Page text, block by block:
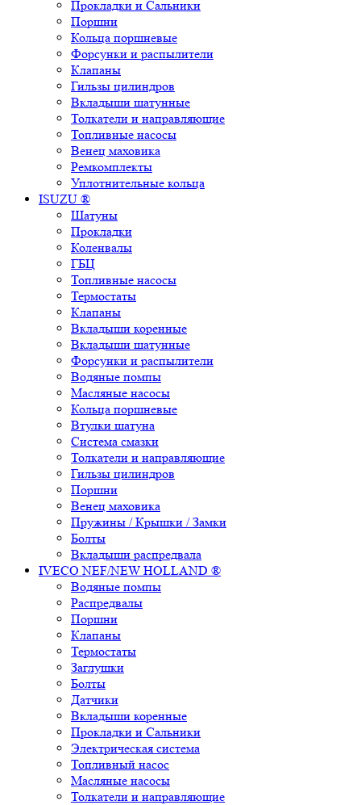
Прокладки и Сальники
Поршни
Кольца поршневые
Форсунки и распылители
Клапаны
Гильзы цилиндров
Вкладыши шатунные
Толкатели и направляющие
Топливные насосы
Венец маховика
Ремкомплекты
Уплотнительные кольца
ISUZU ®
Шатуны
Прокладки
Коленвалы
ГБЦ
Топливные насосы
Термостаты
Клапаны
Вкладыши коренные
Вкладыши шатунные
Форсунки и распылители
Водяные помпы
Масляные насосы
Кольца поршневые
Втулки шатуна
Система смазки
Толкатели и направляющие
Гильзы цилиндров
Поршни
Венец маховика
Пружины / Крышки / Замки
Болты
Вкладыши распредвала
IVECO NEF/NEW HOLLAND ®
Водяные помпы
Распредвалы
Поршни
Клапаны
Термостаты
Заглушки
Болты
Датчики
Вкладыши коренные
Прокладки и Сальники
Электрическая система
Топливный насос
Масляные насосы
Толкатели и направляющие